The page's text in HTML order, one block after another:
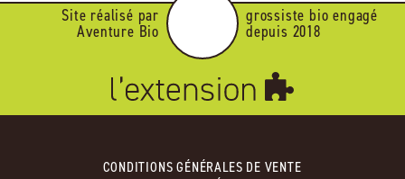
Site réalisé par
Aventure Bio
grossiste bio engagé
depuis 2018
CONDITIONS GÉNÉRALES DE VENTE